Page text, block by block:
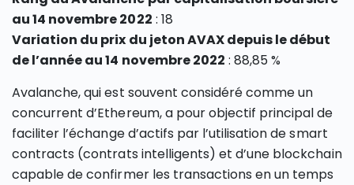
au 14 novembre 2022 : 18
Variation du prix du jeton AVAX depuis le début
de l’année au 14 novembre 2022 : 88,85 %
Avalanche, qui est souvent considéré comme un
concurrent d’Ethereum, a pour objectif principal de
faciliter l’échange d’actifs par l’utilisation de smart
contracts (contrats intelligents) et d’une blockchain
capable de confirmer les transactions en un temps